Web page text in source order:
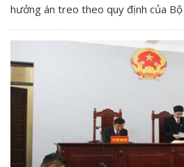
hưởng án treo theo quy định của